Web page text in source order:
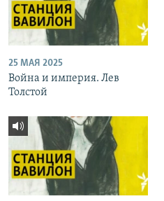
25 МАЯ 2025
Война и империя. Лев
Толстой